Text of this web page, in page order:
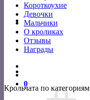
Короткоухие
Девочки
Мальчики
О кроликах
Отзывы
Награды
0
Крольчата по категориям